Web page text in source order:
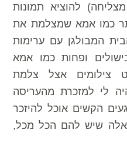
להוציא תמונות
כמו אמא שמצלמת את
המבולגן עם ערימות
ופחות כמו אמא
צילומים אצל צלמת
לי למזכרת מהעריסה
הקשים אוכל להיזכר
אלה שיש להם הכל מכל,